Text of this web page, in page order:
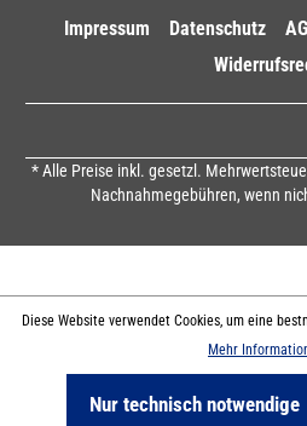
Impressum Datenschutz
* Alle Preise inkl. gesetzl.
Nachnahmegebühren, wenn
Diese Website verwendet Cookies, um eine
Mehr
Nur technisch notwendige